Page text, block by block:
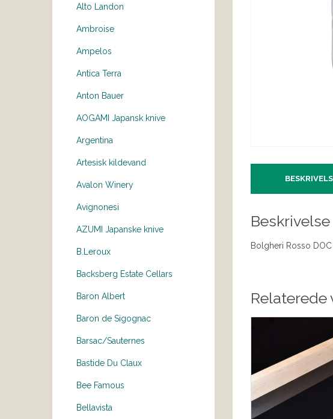
Alto Landon
Ambroise
Ampelos
Antica Terra
Anton Bauer
AOGAMI Japansk knive
Argentina
Artesisk kildevand
Avalon Winery
Avignonesi
AZUMI Japanske knive
B.Leroux
Backsberg Estate Cellars
Baron Albert
Baron de Sigognac
Barsac/Sauternes
Bastide Du Claux
Bee Famous
Bellavista
Beskrivelse
Bolgheri Rosso
Relaterede